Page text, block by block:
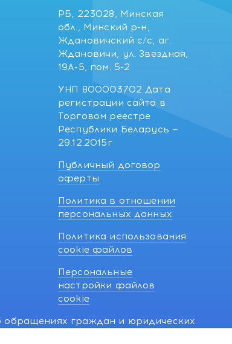
РБ, 223028, Минская
обл., Минский р-н,
Ждановичский с/с, аг.
Ждановичи, ул. Звездная,
19А-5, пом. 5-2
УНП 800003702 Дата
регистрации сайта в
Торговом реестре
Республики Беларусь —
29.12.2015г
Публичный договор
оферты
Политика в отношении
персональных данных
Политика использования
cookie файлов
Персональные
настройки файлов
cookie
обращениях граждан и юридических